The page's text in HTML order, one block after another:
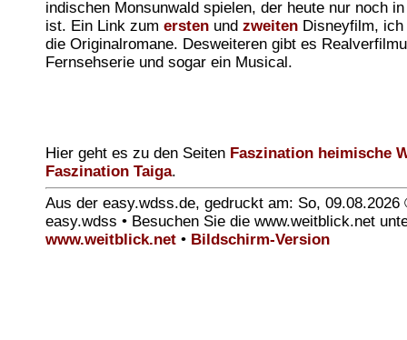
indischen Monsunwald spielen, der heute nur noch
ist. Ein Link zum ersten und zweiten Disneyfilm,
die Originalromane. Desweiteren gibt es
Fernsehserie und sogar ein Musical.
Hier geht es zu den Seiten Faszination heimische
Faszination Taiga.
Aus der easy.wdss.de, gedruckt am: So, 09.08.2026
easy.wdss • Besuchen Sie die www.weitblick.net
www.weitblick.net • Bildschirm-Version